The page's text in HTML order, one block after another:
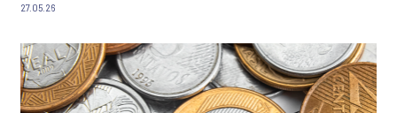
27.05.26